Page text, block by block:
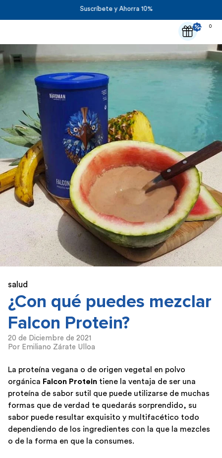
Suscríbete y Ahorra 10%
00
salud
¿Con qué puedes mezclar
Falcon Protein?
20 de Diciembre de 2021
Por Emiliano Zárate Ulloa
La proteína vegana o de origen vegetal en polvo
orgánica Falcon Protein tiene la ventaja de ser una
proteína de sabor sutil que puede utilizarse de muchas
formas que de verdad te quedarás sorprendido, su
sabor puede resultar exquisito y multifacético todo
dependiendo de los ingredientes con la que la mezcles
o de la forma en que la consumes.